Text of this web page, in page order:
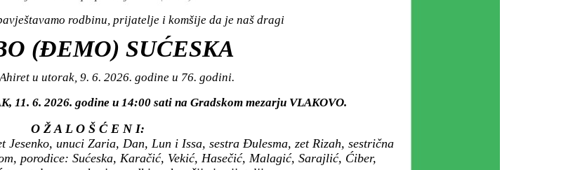
rodbinu, prijatelje i komšije da je naš dragi
(ĐEMO) SUĆESKA
u utorak, 9. 6. 2026. godine u 76. godini.
11. 6. 2026. godine u 14:00 sati na Gradskom mezarju VLAKOVO.
O Ž A L O Š Ć E N I:
Jesenko, unuci Zaria, Dan, Lun i Issa, sestra Đulesma, zet Rizah, sestrična
porodice: Sućeska, Karačić, Vekić, Hasečić, Malagić, Sarajlić, Ćiber,